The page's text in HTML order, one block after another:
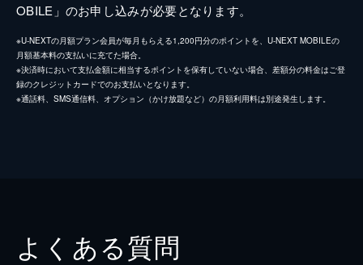
OBILE」のお申し込みが必要となります。
※U-NEXTの月額プラン会員が毎月もらえる1,200円分のポイントを、U-NEXT MOBILEの
月額基本料の支払いに充てた場合。
※決済時において支払金額に相当するポイントを保有していない場合、差額分の料金はご登
録のクレジットカードでのお支払いとなります。
※通話料、SMS通信料、オプション（かけ放題など）の月額利用料は別途発生します。
よくある質問